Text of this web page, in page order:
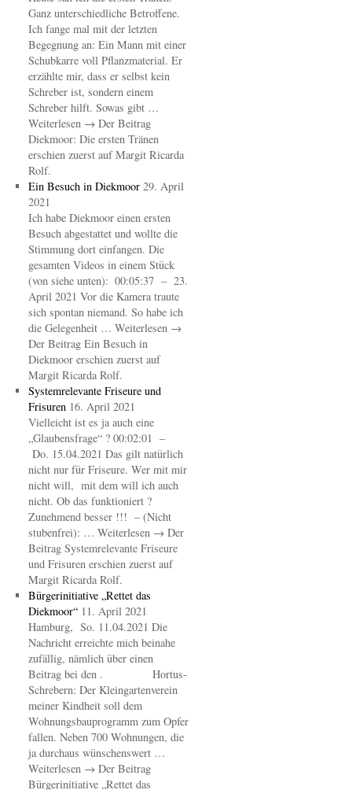
Ganz unterschiedliche Betroffene.
Ich fange mal mit der letzten
Begegnung an: Ein Mann mit einer
Schubkarre voll Pflanzmaterial. Er
erzählte mir, dass er selbst kein
Schreber ist, sondern einem
Schreber hilft. Sowas gibt …
Weiterlesen → Der Beitrag
Diekmoor: Die ersten Tränen
erschien zuerst auf Margit Ricarda
Rolf.
Ein Besuch in Diekmoor 29. April
2021
Ich habe Diekmoor einen ersten
Besuch abgestattet und wollte die
Stimmung dort einfangen. Die
gesamten Videos in einem Stück
(von siehe unten): 00:05:37 – 23.
April 2021 Vor die Kamera traute
sich spontan niemand. So habe ich
die Gelegenheit … Weiterlesen →
Der Beitrag Ein Besuch in
Diekmoor erschien zuerst auf
Margit Ricarda Rolf.
Systemrelevante Friseure und
Frisuren 16. April 2021
Vielleicht ist es ja auch eine
„Glaubensfrage“ ? 00:02:01 –
Do. 15.04.2021 Das gilt natürlich
nicht nur für Friseure. Wer mit mir
nicht will, mit dem will ich auch
nicht. Ob das funktioniert ?
Zunehmend besser !!! – (Nicht
stubenfrei): … Weiterlesen → Der
Beitrag Systemrelevante Friseure
und Frisuren erschien zuerst auf
Margit Ricarda Rolf.
Bürgerinitiative „Rettet das
Diekmoor“ 11. April 2021
Hamburg, So. 11.04.2021 Die
Nachricht erreichte mich beinahe
zufällig, nämlich über einen
Beitrag bei den . Hortus-
Schrebern: Der Kleingartenverein
meiner Kindheit soll dem
Wohnungsbauprogramm zum Opfer
fallen. Neben 700 Wohnungen, die
ja durchaus wünschenswert …
Weiterlesen → Der Beitrag
Bürgerinitiative „Rettet das